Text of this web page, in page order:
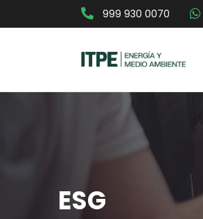
999 930 0070
ESG